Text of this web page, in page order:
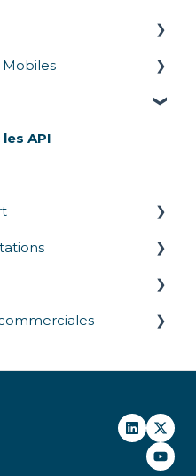
API
Sécurité